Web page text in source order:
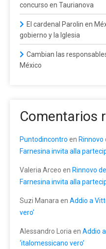
concurso en Taurianova
El cardenal Parolin en
gobierno y la Iglesia
Cambian las
México
Comentarios
Puntodincontro en Rinnovo
Farnesina invita alla
Valeria Arceo en Rinnovo
Farnesina invita alla
Suzi Manara en Addio a
vero’
Alessandro Loria en Addio
‘italomessicano vero’